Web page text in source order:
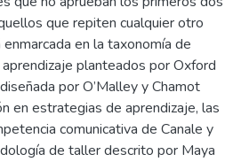
que repiten cualquier otro
en la taxonomía de
planteados por Oxford
por O’Malley y Chamot
en estrategias de aprendizaje, las
comunicativa de Canale y
de taller descrito por Maya